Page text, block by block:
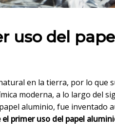
uso del
en la tierra, por lo que
moderna, a lo largo del
aluminio, fue inventado
primer uso del papel